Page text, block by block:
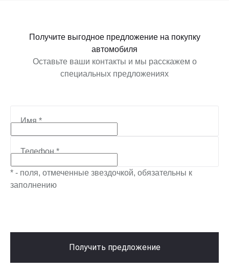
Получите выгодное предложение на покупку
автомобиля
Оставьте ваши контакты и мы расскажем о
специальных предложениях
Имя*
Телефон*
* - поля, отмеченные звездочкой, обязательны к
заполнению
Получить предложение